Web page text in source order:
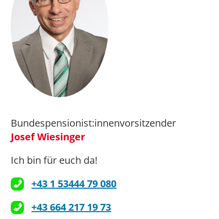
>>> Hier geht’s zur Website
Notruftelefon
service@noe.hilfswerk.at
>>> Hier geht’s zur Website
brunn@n.roteskreuz.at
>>> Hier geht’s zur Website
Bundespensionist:innenvorsitzender
Josef Wiesinger
Ich bin für euch da!
+43 1 53444 79 080
+43 664 217 19 73